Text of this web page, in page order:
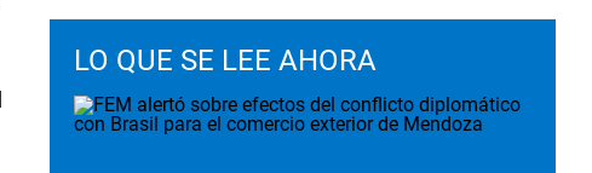
LO QUE SE LEE AHORA